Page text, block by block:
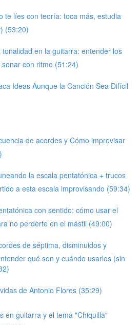
te líes con teoría: toca más, estudia
(53:20)
en la guitarra: entender los
con ritmo (51:24)
Ideas Aunque la Canción Sea Difícil
de acordes y Cómo improvisar
la escala pentatónica + trucos
a esta escala improvisando (59:34)
con sentido: cómo usar el
no perderte en el mástil (49:00)
de séptima, disminuidos y
qué son y cuándo usarlos (sin
de Antonio Flores (35:29)
en guitarra y el tema "Chiquilla"